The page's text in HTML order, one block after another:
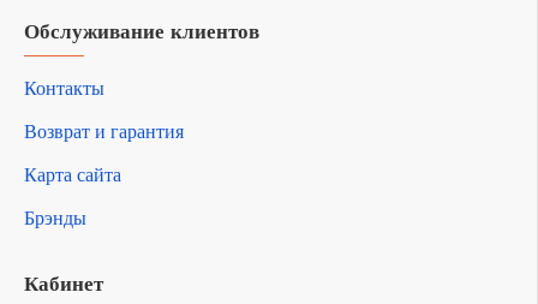
Обслуживание клиентов
Контакты
Возврат и гарантия
Карта сайта
Брэнды
Кабинет